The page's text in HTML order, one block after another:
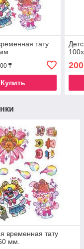
тату
₸
Купить
200
временная тату
мм.